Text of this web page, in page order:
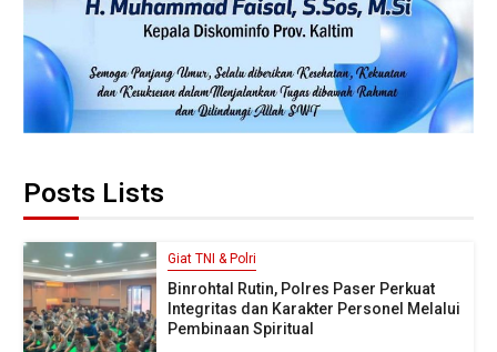
Posts Lists
Giat TNI & Polri
Binrohtal Rutin, Polres Paser Perkuat
Integritas dan Karakter Personel Melalui
Pembinaan Spiritual